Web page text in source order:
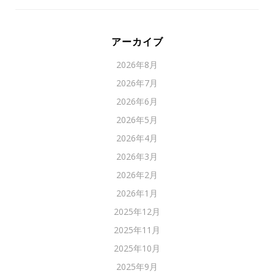
アーカイブ
2026年8月
2026年7月
2026年6月
2026年5月
2026年4月
2026年3月
2026年2月
2026年1月
2025年12月
2025年11月
2025年10月
2025年9月